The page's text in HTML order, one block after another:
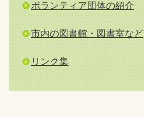
ボランティア団体の紹介
市内の図書館・図書室など
リンク集